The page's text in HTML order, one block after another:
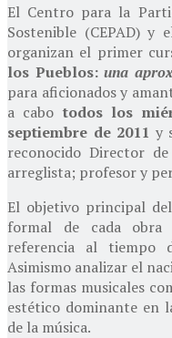
El Centro para la
Sostenible (CEPAD) y
organizan el primer
los Pueblos: una
para aficionados y
a cabotodos los
septiembre de 2011 y
reconocido Director
arreglista; profesor y
El objetivo principal
formal de cada obra
referencia al tiempo
Asimismo analizar el
las formas musicales
estético dominante en
de la música.